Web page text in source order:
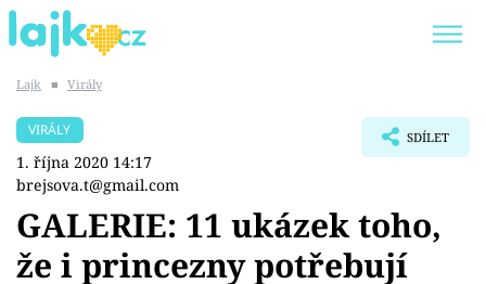
SHOPAHOLICADEL
Témata
Lajk ■ Virály
VIRÁLY
1. října 2020 14:17
brejsova.t@gmail.com
SDÍLET
GALERIE: 11 ukázek toho,
že i princezny potřebují